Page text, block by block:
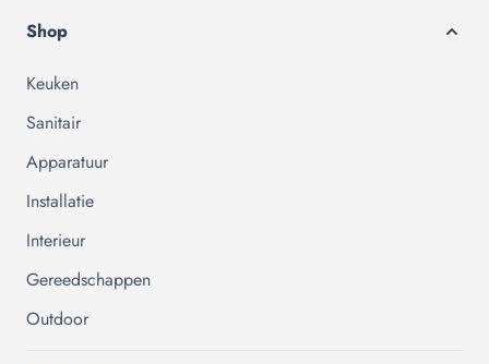
Shop
Keuken
Sanitair
Apparatuur
Installatie
Interieur
Gereedschappen
Outdoor